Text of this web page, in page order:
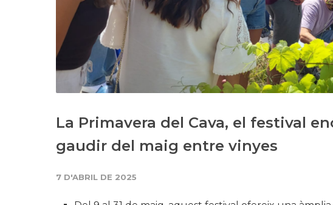
La Primavera del Cava, el festival
gaudir del maig entre vinyes
7 D'ABRIL DE 2025